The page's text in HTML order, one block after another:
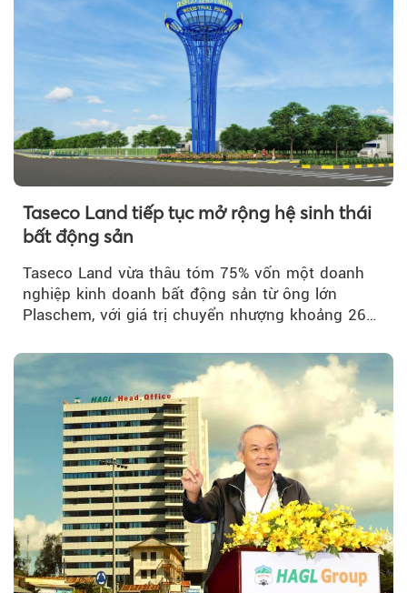
Taseco Land tiếp tục mở rộng hệ sinh thái
bất động sản
Taseco Land vừa thâu tóm 75% vốn một doanh
nghiệp kinh doanh bất động sản từ ông lớn
Plaschem, với giá trị chuyển nhượng khoảng 262